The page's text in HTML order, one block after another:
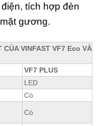
tích hợp đèn
gương.
CỦA VINFAST VF7 Eco VÀ
VF7 PLUS
LED
Có
Có